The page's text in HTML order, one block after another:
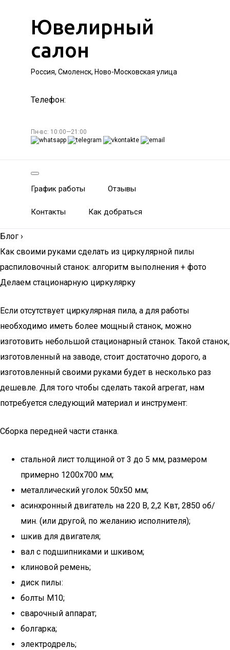
Ювелирный
салон
Россия, Смоленск, Ново-Московская улица
Телефон:
Пн-вс: 10:00—21:00
График работы Отзывы
Контакты Как добраться
Блог ›
Как своими руками сделать из циркулярной пилы
распиловочный станок: алгоритм выполнения + фото
Делаем стационарную циркулярку
Если отсутствует циркулярная пила, а для работы
необходимо иметь более мощный станок, можно
изготовить небольшой стационарный станок. Такой станок,
изготовленный на заводе, стоит достаточно дорого, а
изготовленный своими руками будет в несколько раз
дешевле. Для того чтобы сделать такой агрегат, нам
потребуется следующий материал и инструмент:
Сборка передней части станка.
стальной лист толщиной от 3 до 5 мм, размером
примерно 1200х700 мм;
металлический уголок 50х50 мм;
асинхронный двигатель на 220 В, 2,2 Квт, 2850 об/
мин. (или другой, по желанию исполнителя);
шкив для двигателя;
вал с подшипниками и шкивом;
клиновой ремень;
диск пилы:
болты М10;
сварочный аппарат;
болгарка;
электродрель;